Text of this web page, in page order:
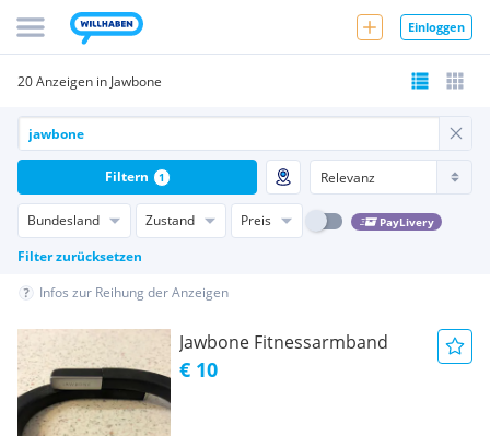
Einloggen
20 Anzeigen in Jawbone
Bundesland Zustand Preis PayLivery
Filter zurücksetzen
Filtern 1
Infos zur Reihung der Anzeigen
Jawbone Fitnessarmband
€ 10